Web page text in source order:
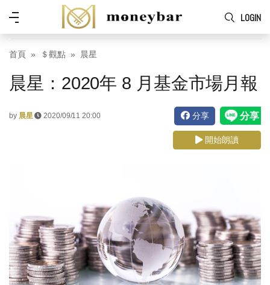
Skip to main content
LOGIN
功
能
表
首頁 ＄觀點 晨星
晨星：2020年 8 月基金市場月報
by 晨星 2020/09/11 20:00 分享
開始朗讀